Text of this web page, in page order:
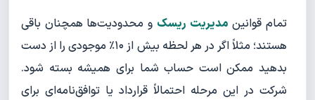
تمام قوانین مدیریت ریسک و محدودیت‌ها همچنان باقی
هستند؛ مثلاً اگر در هر لحظه بیش از ۱۰٪ موجودی را از دست
بدهید ممکن است حساب شما برای همیشه بسته شود.
شرکت در این مرحله احتمالاً قرارداد یا توافق‌نامه‌ای برای